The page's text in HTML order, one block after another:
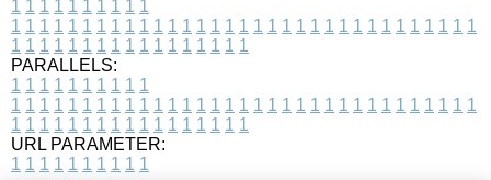
1 1 1 1 1 1 1 1 1 1
1 1 1 1 1 1 1 1 1 1 1 1 1 1 1 1 1 1 1 1 1 1 1 1 1 1 1 1 1 1 1 1 1
1 1 1 1 1 1 1 1 1 1 1 1 1 1 1 1 1
PARALLELS:
1 1 1 1 1 1 1 1 1 1
1 1 1 1 1 1 1 1 1 1 1 1 1 1 1 1 1 1 1 1 1 1 1 1 1 1 1 1 1 1 1 1 1
1 1 1 1 1 1 1 1 1 1 1 1 1 1 1 1 1
URL PARAMETER:
1 1 1 1 1 1 1 1 1 1